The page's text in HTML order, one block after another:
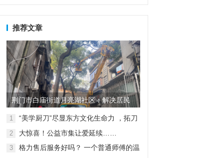
推荐文章
荆门市白庙街道月亮湖社区：解决居民
烦心事 提升居民生活环境
1
“美学厨刀”尽显东方文化生命力 ，拓刀
2 大惊喜！公益市集让爱延续……
3
格力售后服务好吗？ 一个普通师傅的温